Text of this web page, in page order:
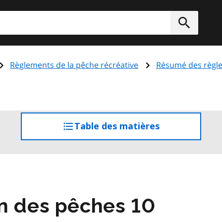
Règlements de la pêche récréative Résumé des
Table des matièresaccéder
à
des pêches 10